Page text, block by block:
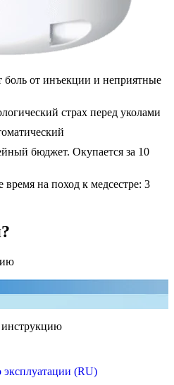
от инъекции и неприятные
страх перед уколами
бюджет. Окупается за 10
на поход к медсестре: 3
эксплуатации (RU)